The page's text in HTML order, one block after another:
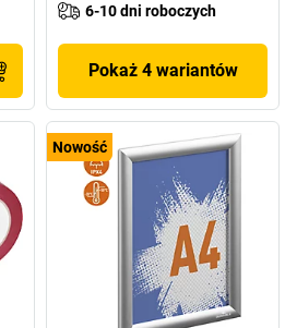
6-10 dni roboczych
Pokaż 4 wariantów
Nowość